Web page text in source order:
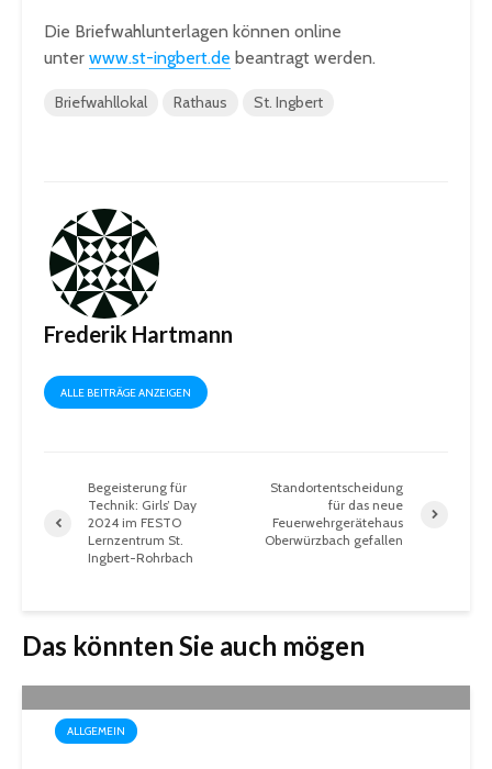
Die Briefwahlunterlagen können online
unter www.st-ingbert.de beantragt werden.
Briefwahllokal Rathaus St. Ingbert
Frederik Hartmann
ALLE BEITRÄGE ANZEIGEN
Begeisterung für
Technik: Girls’ Day
2024 im FESTO
Lernzentrum St.
Ingbert-Rohrbach
Standortentscheidung
für das neue
Feuerwehrgerätehaus
Oberwürzbach gefallen
Das könnten Sie auch mögen
ALLGEMEIN